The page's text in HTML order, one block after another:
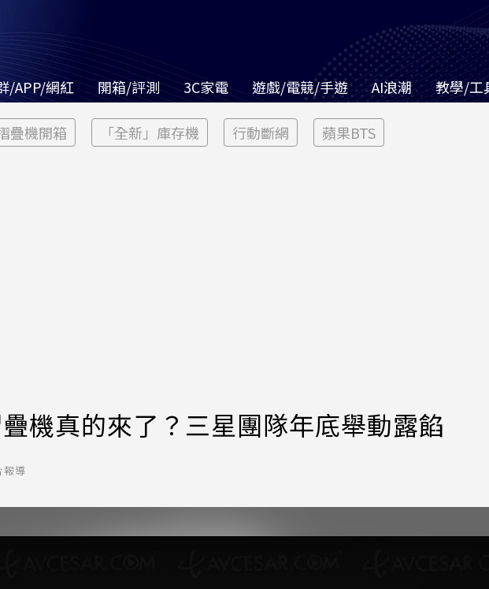
/APP/網紅 開箱/評測 3C家電 遊戲/電競/手遊 AI浪潮 教學/工
疊機開箱 「全新」庫存機 行動斷網 蘋果BTS
機真的來了？三星團隊年底舉動露餡
報導